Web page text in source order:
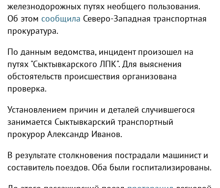
железнодорожных путях необщего пользования.
Об этом сообщила Северо-Западная транспортная
прокуратура.
По данным ведомства, инцидент произошел на
путях "Сыктывкарского ЛПК". Для выяснения
обстоятельств происшествия организована
проверка.
Установлением причин и деталей случившегося
занимается Сыктывкарский транспортный
прокурор Александр Иванов.
В результате столкновения пострадали машинист и
составитель поездов. Оба были госпитализированы.